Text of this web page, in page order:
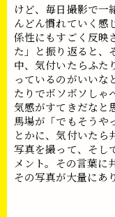
けど、毎日撮影で一
んどん慣れていく感
係性にもすごく反映
た」と振り返ると、
中、気付いたらふた
っているのがいいな
たりでボソボソしゃ
気感がすてきだなと
馬場が「でもそうや
とかに、気付いたら
写真を撮って、そし
メント。その言葉に
その写真が大量にあ